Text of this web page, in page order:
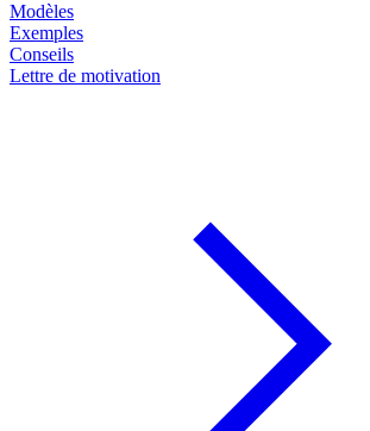
Modèles
Exemples
Conseils
Lettre de motivation